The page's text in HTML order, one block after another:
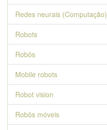
Redes neurais (Computação)
Robots
Robôs
Mobile robots
Robot vision
Robôs móveis